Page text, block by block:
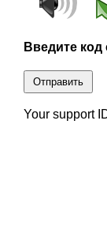
Введите код
Отправить
Your support